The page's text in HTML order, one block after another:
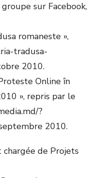
sur Facebook,
romaneste »,
tradusa-
2010.
Online în
», repris par le
?
2010.
de Projets